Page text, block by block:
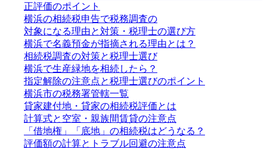
正評価のポイント
横浜の相続税申告で税務調査の
対象になる理由と対策・税理士の選び方
横浜で名義預金が指摘される理由とは？
相続税調査の対策と税理士選び
横浜で生産緑地を相続したら？
指定解除の注意点と税理士選びのポイント
横浜市の税務署管轄一覧
貸家建付地・貸家の相続税評価とは
計算式と空室・親族間賃貸の注意点
「借地権」「底地」の相続税はどうなる？
評価額の計算とトラブル回避の注意点